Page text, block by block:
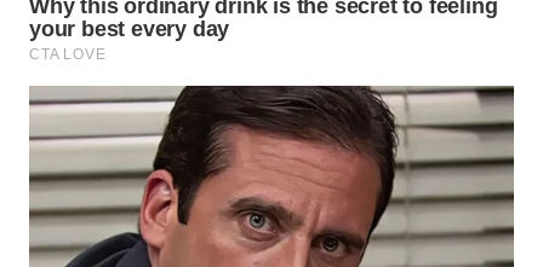
WN
SURABAYA
WN
NATUNA
WN
BINTAN